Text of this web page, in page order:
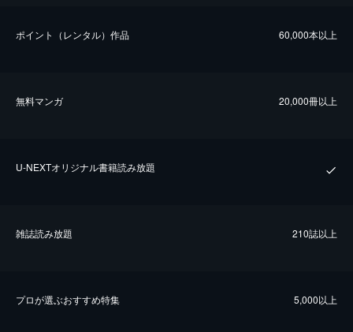
ポイント（レンタル）作品 60,000本以上
無料マンガ 20,000冊以上
U-NEXTオリジナル書籍読み放題
雑誌読み放題 210誌以上
プロが選ぶおすすめ特集 5,000以上